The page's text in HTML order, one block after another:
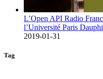
L’Open API Radio
l’Université Paris
2019-01-31
Tag